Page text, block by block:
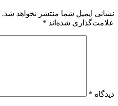
نشانی ایمیل شما منتشر نخواهد شد.
علامت‌گذاری شده‌اند *
دیدگاه *